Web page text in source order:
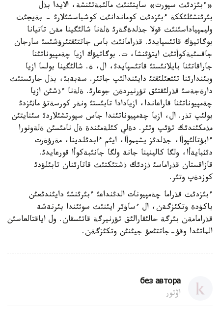
«ءبئزدئث سپورت» سايتئنئث مالئمةتئنشة، الايدا بذل
بئرئنشئلئككة ءبئزدئث كوماندانئث كوشباسشئلارئ - بةيجئث
وليمپياداسئنئث قولا جذلدةگةرئ ةلةنا شالئگينا مةن تاتيانا
بوگاتيؤك قاتئسپايدئ. قذرامانئث باس جاتتئقتئرؤشئسئ سارجان
جاقسئبةكوأتئث ايتؤئنشا، ت. بوگاتيؤك ازيا چةمپيوناتئنا
جاراقاتئنا بايلانئستئ قاتئسپايدئ، ال، ة. شالئگينا بولسا ازيا
ويئندارئنا تئثعئلئقتئ دايئندالئپ جاتئر. سةبةبئ، بذل جارئستئث
دارةجةسئ قذرلئقتئق تؤرنيردةن جوعارئ. ةلةنا ءذشئن ازيا
چةمپيوناتئنا قاراعاندا، ازيادادا تابئستئ ونةر كورسةتؤ ماثئزدئ
بولئپ تذر. ال، ازيا چةمپيوناتئندا جاس سپورتشئلاردئ سئنايتئن
مذمكئندئك تؤئپ وتئر. دةلي كئلةمئندة ةل نامئسئن ةلةونورا
ءابؤتالئپوأا، جذلدئز يشيموأا، ايئم ءابدئلدينا، مةرؤةرت
دئثبايةأا، ولگا كالينينا جانة ولگا جانئبةكوأا قورعايدئ.
قازاقستان قذراماسئ ذزدئك ذشتئكتئث قاتارئنان تابئلؤدئ
كوزدةپ وتئر.
ءبئزدئث قذراما چةمپيونات الدئنداعئ ءبئرئنشئ دايئندئعئن
باكؤدة وتكئزگةن، ال ءساؤئر ايئنئث سوثئندا بئرنةشة
قذرامامةن بئرگة حالئقارالئق تؤرنيرگة قاتئسقان. ول اياقتالعاسئن
الماتئدا وقؤ-جاتتئعؤ جيئنئن وتكئزگةن.
без автора
اۆتور